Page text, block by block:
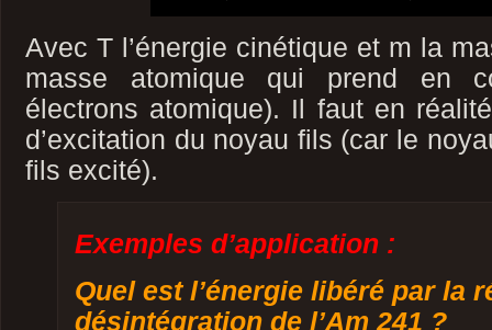
Avec T l’énergie cinétique et m la
masse atomique qui prend en
électrons atomique). Il faut en
d’excitation du noyau fils (car le
fils excité).
Exemples d’application :
Quel est l’énergie libéré par la
désintégration de l’Am 241 ?